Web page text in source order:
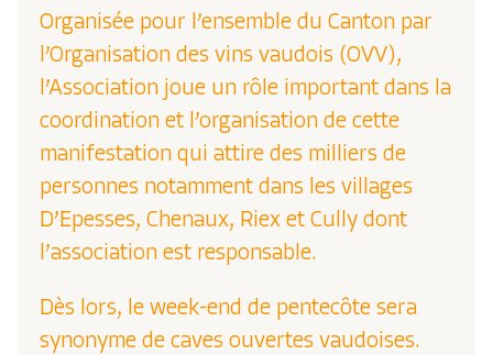
Organisée pour l’ensemble du Canton par
l’Organisation des vins vaudois (OVV),
l’Association joue un rôle important dans la
coordination et l’organisation de cette
manifestation qui attire des milliers de
personnes notamment dans les villages
D’Epesses, Chenaux, Riex et Cully dont
l’association est responsable.
Dès lors, le week-end de pentecôte sera
synonyme de caves ouvertes vaudoises.